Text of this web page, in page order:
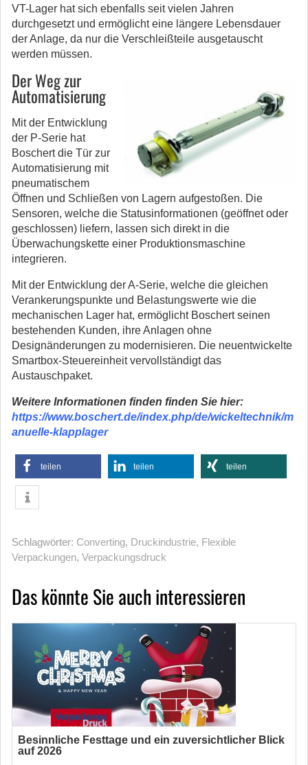
VT-Lager hat sich ebenfalls seit vielen Jahren
durchgesetzt und ermöglicht eine längere Lebensdauer
der Anlage, da nur die Verschleißteile ausgetauscht
werden müssen.
Der Weg zur
Automatisierung
Mit der Entwicklung
der P-Serie hat
Boschert die Tür zur
Automatisierung mit
pneumatischem
Öffnen und Schließen von Lagern aufgestoßen. Die
Sensoren, welche die Statusinformationen (geöffnet oder
geschlossen) liefern, lassen sich direkt in die
Überwachungskette einer Produktionsmaschine
integrieren.
Mit der Entwicklung der A-Serie, welche die gleichen
Verankerungspunkte und Belastungswerte wie die
mechanischen Lager hat, ermöglicht Boschert seinen
bestehenden Kunden, ihre Anlagen ohne
Designänderungen zu modernisieren. Die neuentwickelte
Smartbox-Steuereinheit vervollständigt das
Austauschpaket.
Weitere Informationen finden finden Sie hier:
https://www.boschert.de/index.php/de/wickeltechnik/m
anuelle-klapplager
teilen teilen teilen
Schlagwörter: Converting, Druckindustrie, Flexible
Verpackungen, Verpackungsdruck
Das könnte Sie auch interessieren
Besinnliche Festtage und ein zuversichtlicher Blick
auf 2026